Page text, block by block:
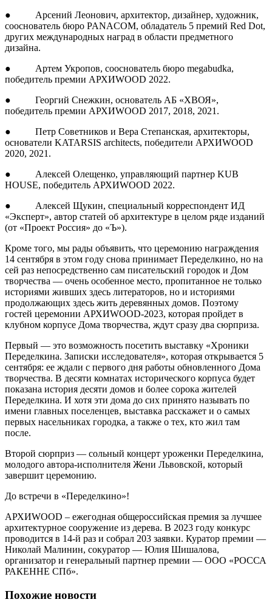
● Арсений Леонович, архитектор, дизайнер, художник,
сооснователь бюро PANACOM, обладатель 5 премий Red Dot,
других международных наград в области предметного
дизайна.
● Артем Укропов, сооснователь бюро megabudka,
победитель премии АРХИWOOD 2022.
● Георгий Снежкин, основатель АБ «ХВОЯ»,
победитель премии АРХИWOOD 2017, 2018, 2021.
● Петр Советников и Вера Степанская, архитекторы,
основатели KATARSIS architects, победители АРХИWOOD
2020, 2021.
● Алексей Олещенко, управляющий партнер KUB
HOUSE, победитель АРХИWOOD 2022.
● Алексей Щукин, специальный корреспондент ИД
«Эксперт», автор статей об архитектуре в целом ряде изданий
(от «Проект Россия» до «Ъ»).
Кроме того, мы рады объявить, что церемонию награждения
14 сентября в этом году снова принимает Переделкино, но на
сей раз непосредственно сам писательский городок и Дом
творчества — очень особенное место, пропитанное не только
историями живших здесь литераторов, но и историями
продолжающих здесь жить деревянных домов. Поэтому
гостей церемонии АРХИWOOD-2023, которая пройдет в
клубном корпусе Дома творчества, ждут сразу два сюрприза.
Первый — это возможность посетить выставку «Хроники
Переделкина. Записки исследователя», которая открывается 5
сентября: ее ждали с первого дня работы обновленного Дома
творчества. В десяти комнатах исторического корпуса будет
показана история десяти домов и более сорока жителей
Переделкина. И хотя эти дома до сих принято называть по
имени главных поселенцев, выставка расскажет и о самых
первых насельниках городка, а также о тех, кто жил там
после.
Второй сюрприз — сольный концерт уроженки Переделкина,
молодого автора-исполнителя Жени Львовской, который
завершит церемонию.
До встречи в «Переделкино»!
АРХИWOOD – ежегодная общероссийская премия за лучшее
архитектурное сооружение из дерева. В 2023 году конкурс
проводится в 14-й раз и собрал 203 заявки. Куратор премии —
Николай Малинин, сокуратор — Юлия Шишалова,
организатор и генеральный партнер премии — ООО «РОССА
РАКЕННЕ СПб».
Похожие новости